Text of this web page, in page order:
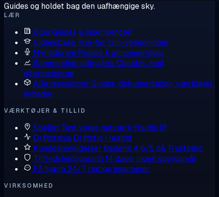
Guides og holdet bag den uafhængige sky.
LÆR
Blog Guides & ingeniørnoter
Vidensbase Trin-for-trin-vejledninger
Nyhedsrum Presse & annonceringer
Sammenlign udbydereCloudzy mod
alternativerne
Alle ressourcer Guides, dokumentation, værktøjer,
nyheder
VÆRKTØJER & TILLID
Spejlet Test vores netværk fra din IP
Driftstatus Driftstid i realtid
Kundeanmeldelser Bedømt 4,6/5 på Trustpilot
Tilfredshedsgaranti 14 dage, ingen spørgsmål
Få hjælp 24/7, rigtige ingeniører
VIRKSOMHED